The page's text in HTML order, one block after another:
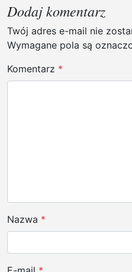
j
a
w
p
i
Dodaj komentarz
Twój adres e-mail nie
Wymagane pola są
Komentarz *
Nazwa *